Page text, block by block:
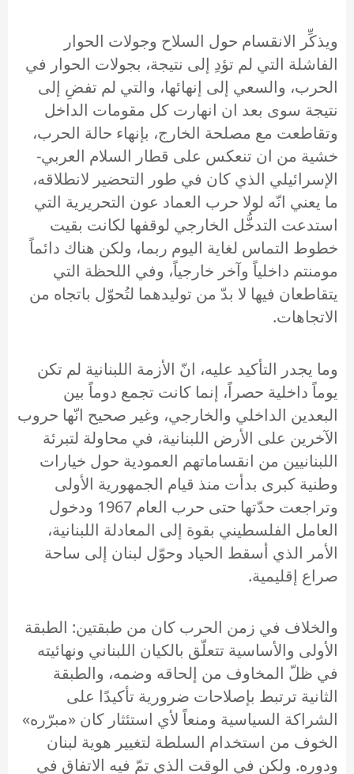
ويذكِّر الانقسام حول السلاح وجولات الحوار
الفاشلة التي لم تؤدِ إلى نتيجة، بجولات الحوار في
الحرب، والسعي إلى إنهائها، والتي لم تفضِ إلى
نتيجة سوى بعد ان انهارت كل مقومات الداخل
وتقاطعت مع مصلحة الخارج، بإنهاء حالة الحرب،
خشية من ان تنعكس على قطار السلام العربي-
الإسرائيلي الذي كان في طور التحضير لانطلاقه،
ما يعني انّه لولا حرب العماد عون التحريرية التي
استدعت التدخُّل الخارجي لوقفها لكانت بقيت
خطوط التماس لغاية اليوم ربما، ولكن هناك دائماً
مومنتم داخلياً وآخر خارجياً، وفي اللحظة التي
يتقاطعان فيها لا بدّ من توليدهما لتُحوّل باتجاه من
الاتجاهات.
وما يجدر التأكيد عليه، انّ الأزمة اللبنانية لم تكن
يوماً داخلية حصراً، إنما كانت تجمع دوماً بين
البعدين الداخلي والخارجي، وغير صحيح انّها حروب
الآخرين على الأرض اللبنانية، في محاولة لتبرئة
اللبنانيين من انقساماتهم العمودية حول خيارات
وطنية كبرى بدأت منذ قيام الجمهورية الأولى
وتراجعت حدّتها حتى حرب العام 1967 ودخول
العامل الفلسطيني بقوة إلى المعادلة اللبنانية،
الأمر الذي أسقط الحياد وحوّل لبنان إلى ساحة
صراع إقليمية.
والخلاف في زمن الحرب كان من طبقتين: الطبقة
الأولى والأساسية تتعلّق بالكيان اللبناني ونهائيته
في ظلّ المخاوف من إلحاقه وضمه، والطبقة
الثانية ترتبط بإصلاحات ضرورية تأكيدًا على
الشراكة السياسية ومنعاً لأي استئثار كان «مبرّره»
الخوف من استخدام السلطة لتغيير هوية لبنان
ودوره. ولكن في الوقت الذي تمّ فيه الاتفاق في